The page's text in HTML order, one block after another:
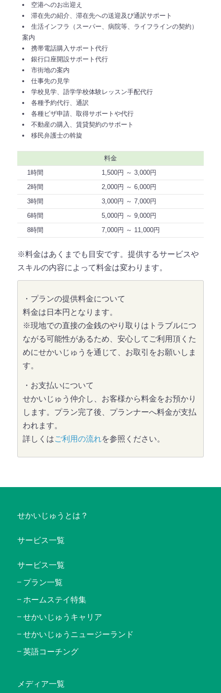
空港へのお出迎え
滞在先の紹介、滞在先への送迎及び通訳サポート
生活インフラ（スーパー、病院等、ライフラインの契約）
案内
携帯電話購入サポート代行
銀行口座開設サポート代行
市街地の案内
仕事先の見学
学校見学、語学学校体験レッスン手配代行
各種予約代行、通訳
各種ビザ申請、取得サポートや代行
不動産の購入、賃貸契約のサポート
移民弁護士の斡旋
料金
1時間
1,500円 ～ 3,000円
2時間
2,000円 ～ 6,000円
3時間
3,000円 ～ 7,000円
6時間
5,000円 ～ 9,000円
8時間
7,000円 ～ 11,000円
※料金はあくまでも目安です。提供するサービスや
スキルの内容によって料金は変わります。
・プランの提供料金について
料金は日本円となります。
※現地での直接の金銭のやり取りはトラブルにつ
ながる可能性があるため、安心してご利用頂くた
めにせかいじゅうを通じて、お取引をお願いしま
す。
・お支払いについて
せかいじゅう仲介し、お客様から料金をお預かり
します。プラン完了後、プランナーへ料金が支払
われます。
詳しくはご利用の流れを参照ください。
せかいじゅうとは？
サービス一覧
サービス一覧
プラン一覧
ホームステイ特集
せかいじゅうキャリア
せかいじゅうニュージーランド
英語コーチング
メディア一覧